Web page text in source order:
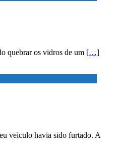
quebrar os vidros de um […]
veículo havia sido furtado. A